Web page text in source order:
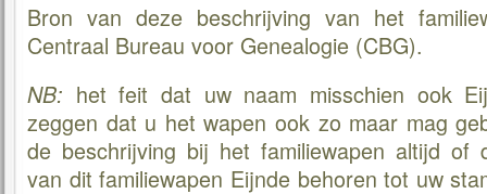
Bron van deze beschrijving van het
Centraal Bureau voor Genealogie (CBG).
NB: het feit dat uw naam misschien ook
zeggen dat u het wapen ook zo maar mag
de beschrijving bij het familiewapen altijd of
van dit familiewapen Eijnde behoren tot uw